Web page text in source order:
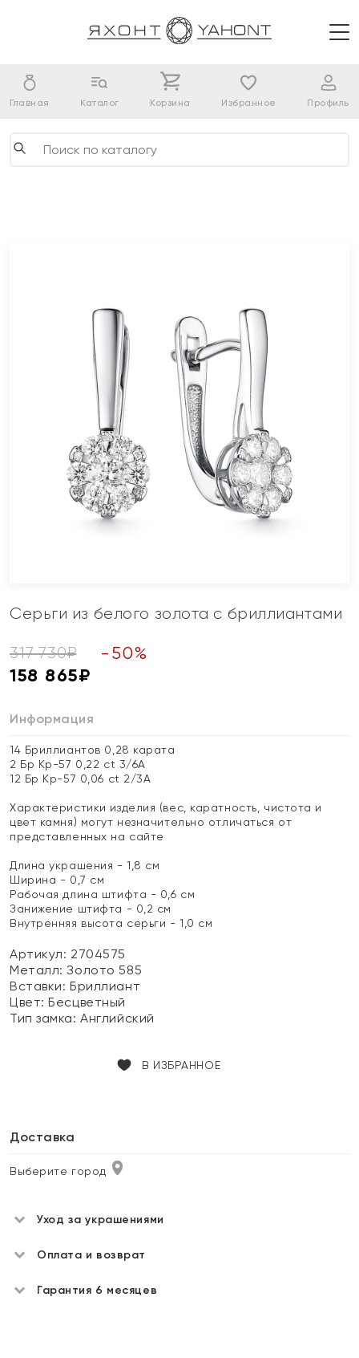
Главная Каталог Корзина Избранное Профиль
Серьги из белого золота с бриллиантами
317 730₽ - 50%
158 865₽
Информация
14 Бриллиантов 0,28 карата
2 Бр Кр-57 0,22 ct 3/6А
12 Бр Кр-57 0,06 ct 2/3А
Характеристики изделия (вес, каратность, чистота и
цвет камня) могут незначительно отличаться от
представленных на сайте
Длина украшения - 1,8 см
Ширина - 0,7 см
Рабочая длина штифта - 0,6 см
Занижение штифта - 0,2 см
Внутренняя высота серьги - 1,0 см
Артикул: 2704575
Металл:Золото 585
Вставки:Бриллиант
Цвет:Бесцветный
Тип замка:Английский
В ИЗБРАННОЕ
Доставка
Выберите город
Уход за украшениями
Оплата и возврат
Гарантия 6 месяцев